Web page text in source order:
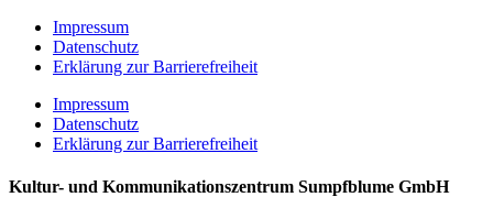
Impressum
Datenschutz
Erklärung zur Barrierefreiheit
Impressum
Datenschutz
Erklärung zur Barrierefreiheit
Kultur- und Kommunikationszentrum Sumpfblume GmbH